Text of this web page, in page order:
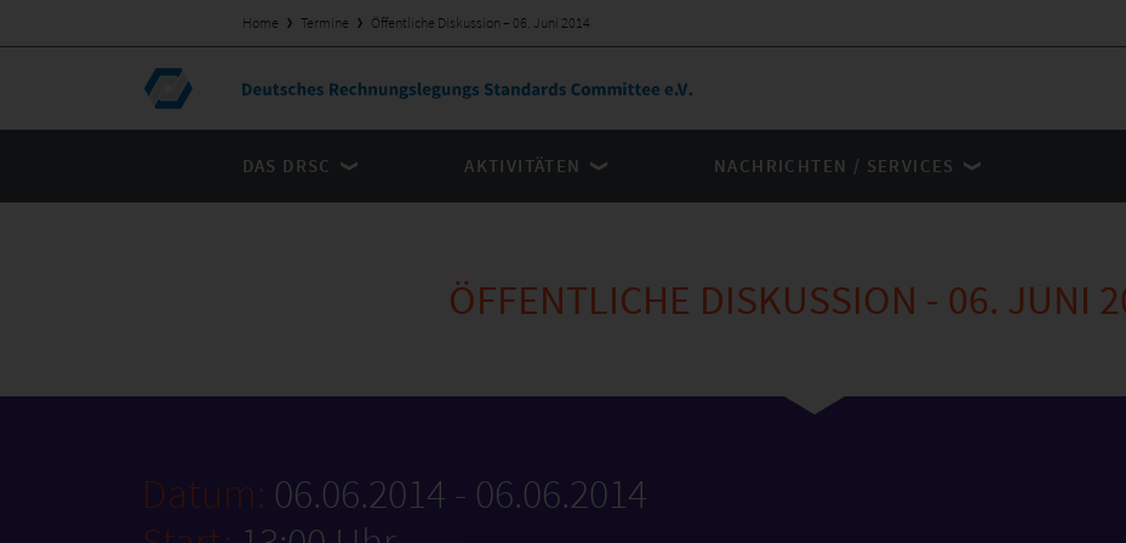
Home Termine Öffentliche Diskussion – 06. Juni 2014
DAS DRSC AKTIVITÄTEN NACHRICHTEN / SERVICES
ÖFFENTLICHE DISKUSSION - 06. JUNI
Datum: 06.06.2014 - 06.06.2014